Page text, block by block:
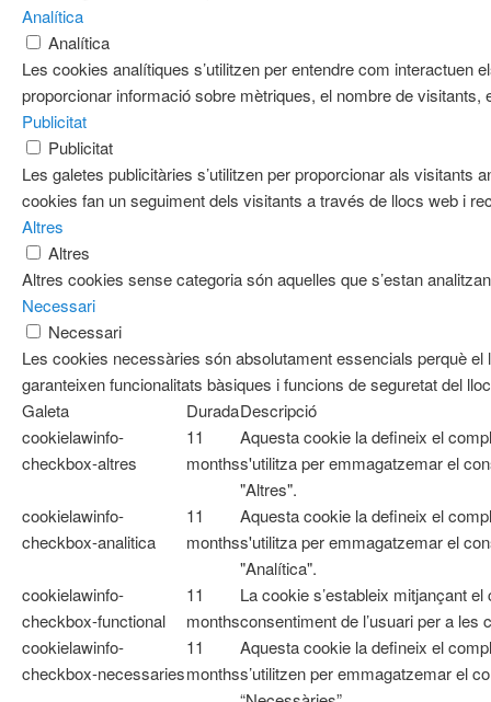
Analítica
Analítica
Les cookies analítiques s’utilitzen per entendre com interactuen
proporcionar informació sobre mètriques, el nombre de visitants,
Publicitat
Publicitat
Les galetes publicitàries s’utilitzen per proporcionar als
cookies fan un seguiment dels visitants a través de llocs web i
Altres
Altres
Altres cookies sense categoria són aquelles que s’estan
Necessari
Necessari
Les cookies necessàries són absolutament essencials perquè
garanteixen funcionalitats bàsiques i funcions de seguretat del
Galeta
DuradaDescripció
cookielawinfo-
checkbox-altres
11
months
Aquesta cookie la defineix el
s'utilitza per emmagatzemar el
"Altres".
cookielawinfo-
checkbox-analitica
11
months
Aquesta cookie la defineix el
s'utilitza per emmagatzemar el
"Analítica".
cookielawinfo-
checkbox-functional
11
months
La cookie s’estableix mitjançant
consentiment de l’usuari per a les
cookielawinfo-
checkbox-necessaries
11
months
Aquesta cookie la defineix el
s’utilitzen per emmagatzemar el